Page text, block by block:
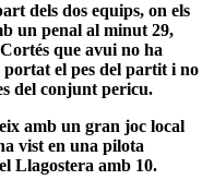
dels dos equips, on els
un penal al minut 29,
que avui no ha
el pes del partit i no
del conjunt pericu.
amb un gran joc local
vist en una pilota
Llagostera amb 10.